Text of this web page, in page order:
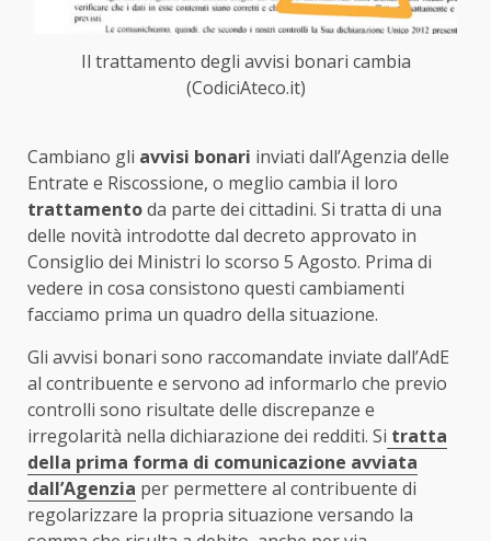
Il trattamento degli avvisi bonari cambia
(CodiciAteco.it)
Cambiano gli avvisi bonari inviati dall’Agenzia delle
Entrate e Riscossione, o meglio cambia il loro
trattamentoda parte dei cittadini. Si tratta di una
delle novità introdotte dal decreto approvato in
Consiglio dei Ministri lo scorso 5 Agosto. Prima di
vedere in cosa consistono questi cambiamenti
facciamo prima un quadro della situazione.
Gli avvisi bonari sono raccomandate inviate dall’AdE
al contribuente e servono ad informarlo che previo
controlli sono risultate delle discrepanze e
irregolarità nella dichiarazione dei redditi. Si tratta
della prima forma di comunicazione avviata
dall’Agenzia per permettere al contribuente di
regolarizzare la propria situazione versando la